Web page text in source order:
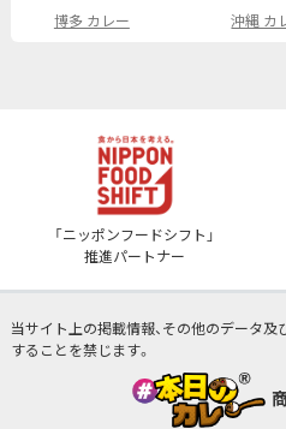
博多 カレー
沖縄 カ
「ニッポンフードシフト」
推進パートナー
当サイト上の掲載情報、その他のデータ及
することを禁じます。